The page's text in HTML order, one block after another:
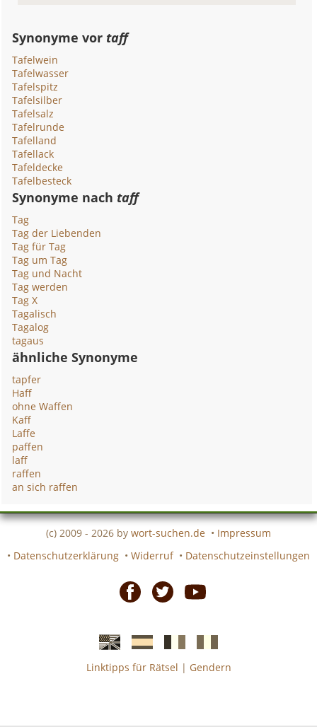
Synonyme vor taff
Tafelwein
Tafelwasser
Tafelspitz
Tafelsilber
Tafelsalz
Tafelrunde
Tafelland
Tafellack
Tafeldecke
Tafelbesteck
Synonyme nach taff
Tag
Tag der Liebenden
Tag für Tag
Tag um Tag
Tag und Nacht
Tag werden
Tag X
Tagalisch
Tagalog
tagaus
ähnliche Synonyme
tapfer
Haff
ohne Waffen
Kaff
Laffe
paffen
laff
raffen
an sich raffen
(c) 2009 - 2026 by wort-suchen.de • Impressum
• Datenschutzerklärung • Widerruf • Datenschutzeinstellungen
EnglischeSpanischefranzösicheitalienische
Linktipps für Rätsel | Gendern